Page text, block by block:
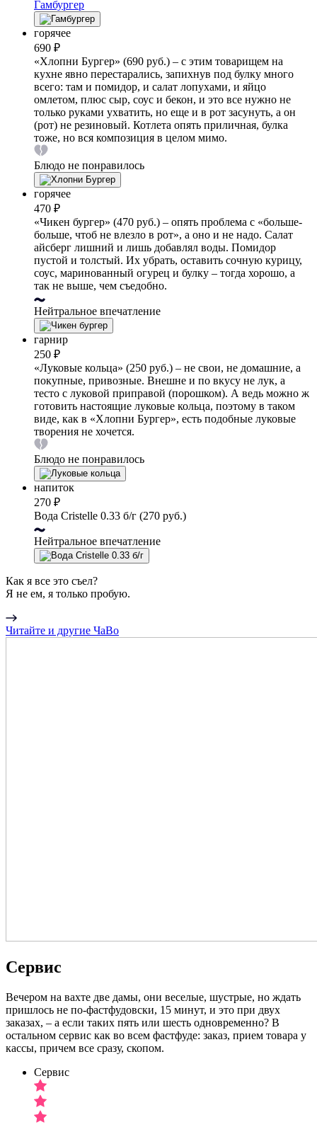
Гамбургер
горячее
690 ₽
«Хлопни Бургер» (690 руб.) – с этим товарищем на
кухне явно перестарались, запихнув под булку много
всего: там и помидор, и салат лопухами, и яйцо
омлетом, плюс сыр, соус и бекон, и это все нужно не
только руками ухватить, но еще и в рот засунуть, а он
(рот) не резиновый. Котлета опять приличная, булка
тоже, но вся композиция в целом мимо.
Блюдо не понравилось
горячее
470 ₽
«Чикен бургер» (470 руб.) – опять проблема с «больше-
больше, чтоб не влезло в рот», а оно и не надо. Салат
айсберг лишний и лишь добавлял воды. Помидор
пустой и толстый. Их убрать, оставить сочную курицу,
соус, маринованный огурец и булку – тогда хорошо, а
так не выше, чем съедобно.
Нейтральное впечатление
гарнир
250 ₽
«Луковые кольца» (250 руб.) – не свои, не домашние, а
покупные, привозные. Внешне и по вкусу не лук, а
тесто с луковой приправой (порошком). А ведь можно ж
готовить настоящие луковые кольца, поэтому в таком
виде, как в «Хлопни Бургер», есть подобные луковые
творения не хочется.
Блюдо не понравилось
напиток
270 ₽
Вода Cristelle 0.33 б/г (270 руб.)
Нейтральное впечатление
Как я все это съел?
Я не ем, я только пробую.
Читайте и другие ЧаВо
Сервис
Вечером на вахте две дамы, они веселые, шустрые, но ждать
пришлось не по-фастфудовски, 15 минут, и это при двух
заказах, – а если таких пять или шесть одновременно? В
остальном сервис как во всем фастфуде: заказ, прием товара у
кассы, причем все сразу, скопом.
Сервис